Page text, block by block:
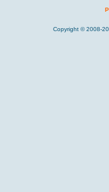
Copyright © 2008-